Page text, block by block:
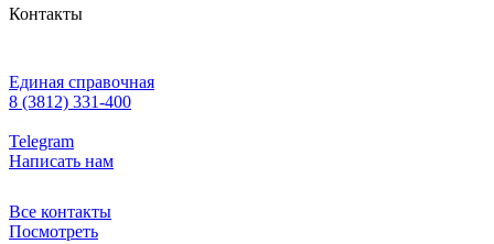
Контакты
Единая справочная
8 (3812) 331-400
Telegram
Написать нам
Все контакты
Посмотреть